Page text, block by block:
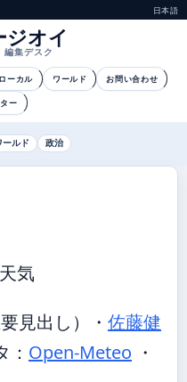
日本語
ジオイ
編集デスク
ローカル ワールド お問い合わせ
ー
ールド 政治
気
要見出し） ・ 佐藤健
： Open-Meteo ・